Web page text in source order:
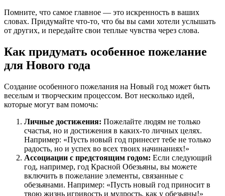
Помните, что самое главное — это искренность в ваших
словах. Придумайте что-то, что бы вы сами хотели услышать
от других, и передайте свои теплые чувства через слова.
Как придумать особенное пожелание
для Нового года
Создание особенного пожелания на Новый год может быть
веселым и творческим процессом. Вот несколько идей,
которые могут вам помочь:
Личные достижения: Пожелайте людям не только
счастья, но и достижения в каких-то личных целях.
Например: «Пусть новый год принесет тебе не только
радость, но и успех во всех твоих начинаниях!»
Ассоциации с предстоящим годом: Если следующий
год, например, год Красной Обезьяны, вы можете
включить в пожелание элементы, связанные с
обезьянами. Например: «Пусть новый год приносит в
твою жизнь игривость и мудрость, как у обезьяны!»